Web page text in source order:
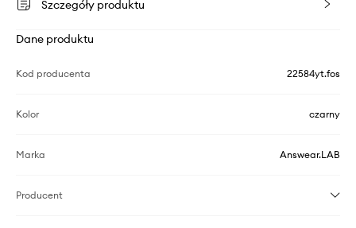
Szczegóły produktu
Dane produktu
Kod producenta 22584yt.fos
Kolor czarny
Marka Answear.LAB
Producent